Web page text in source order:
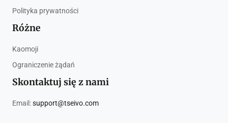
Polityka prywatności
Różne
Kaomoji
Ograniczenie żądań
Skontaktuj się z nami
Email:support@tseivo.com